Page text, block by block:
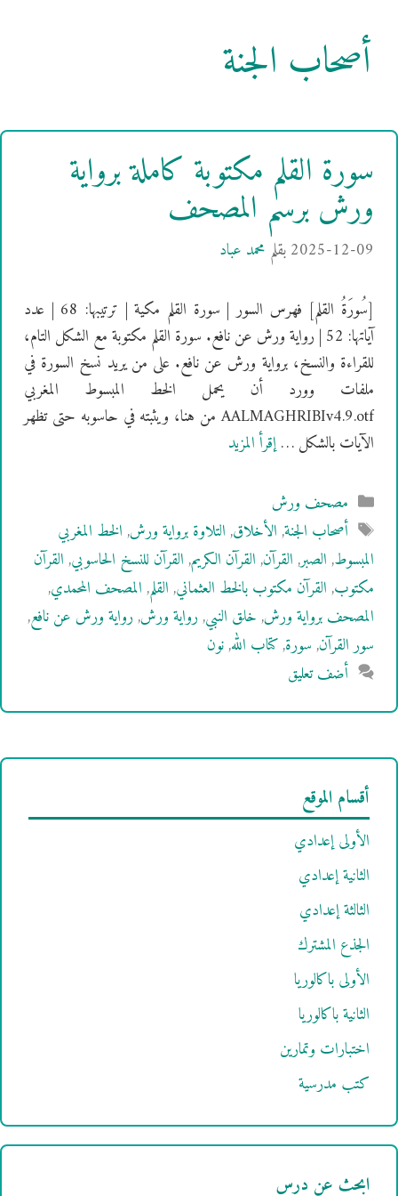
أصحاب الجنة
سورة القلم مكتوبة كاملة برواية
ورش برسم المصحف
2025-12-09بقلم محمد عباد
[سُورَةُ القلم] فهرس السور | سورة القلم مكية | ترتيبها: 68 | عدد
آياتها: 52 | رواية ورش عن نافع. سورة القلم مكتوبة مع الشكل التام،
للقراءة والنسخ، برواية ورش عن نافع. على من يريد نسخ السورة في
ملفات وورد أن يحمل الخط المبسوط المغربي
AALMAGHRIBIv4.9.otf من هنا، ويثبته في حاسوبه حتى تظهر
الآيات بالشكل …إقرأ المزيد
التصنيفات
مصحف ورش
الوسوم
أصحاب الجنة,الأخلاق,التلاوة برواية ورش,الخط المغربي
المبسوط,الصبر,القرآن,القرآن الكريم,القرآن للنسخ الحاسوبي,القرآن
مكتوب,القرآن مكتوب بالخط العثماني,القلم,المصحف المحمدي,
المصحف برواية ورش,خلق النبي,رواية ورش,رواية ورش عن نافع,
سور القرآن,سورة,كتاب الله,نون
أضف تعليق
أقسام الموقع
الأولى إعدادي
الثانية إعدادي
الثالثة إعدادي
الجذع المشترك
الأولى باكالوريا
الثانية باكالوريا
اختبارات وتمارين
كتب مدرسية
ابحث عن درس